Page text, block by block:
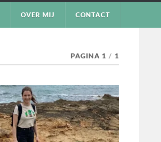
OVER MIJ CONTACT
PAGINA 1 / 1